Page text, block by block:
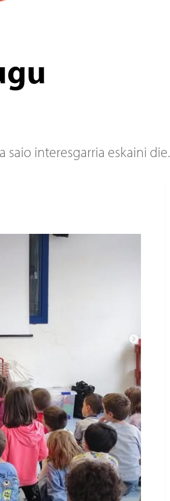
interesgarria eskaini die.